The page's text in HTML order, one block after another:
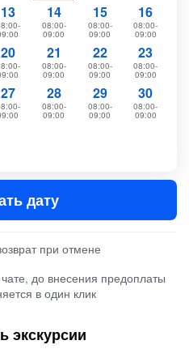
13 14
08:00-
09:00
15
08:00-
09:00
16
08:00-
09:00
20 21
08:00-
09:00
22
08:00-
09:00
23
08:00-
09:00
27 28
08:00-
09:00
29
08:00-
09:00
30
08:00-
09:00
дату
при отмене
до внесения предоплаты
в один клик
экскурсии